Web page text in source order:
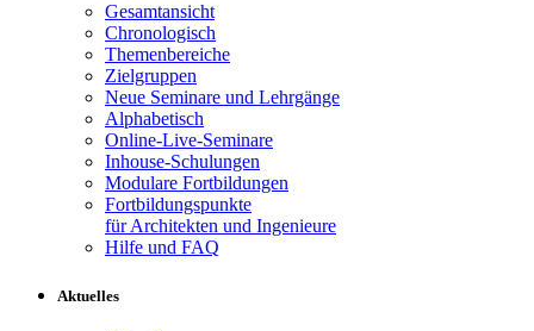
Gesamtansicht
Chronologisch
Themenbereiche
Zielgruppen
Neue Seminare und Lehrgänge
Alphabetisch
Online-Live-Seminare
Inhouse-Schulungen
Modulare Fortbildungen
Fortbildungspunkte
für Architekten und Ingenieure
Hilfe und FAQ
Aktuelles